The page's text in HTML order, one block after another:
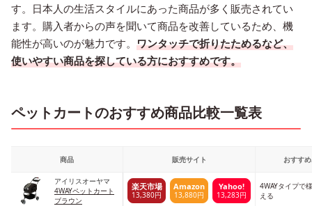
す。日本人の生活スタイルにあった商品が多く販売されてい
ます。購入者からの声を聞いて商品を改善しているため、機
能性が高いのが魅力です。 ワンタッチで折りたためるなど、
使いやすい商品を探している方におすすめです。
ペットカートのおすすめ商品比較一覧表
商品 販売サイト おすす
アイリスオーヤマ
4WAYペットカート
ブラウン
楽天市場
13,380円
Amazon
13,880円
Yahoo!
13,283円
4WAYタイプで
える